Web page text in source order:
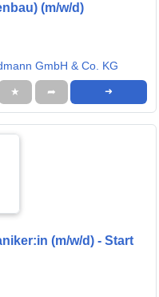
(m/w/d)
GmbH & Co. KG
★ ➦ ➜
(m/w/d) - Start